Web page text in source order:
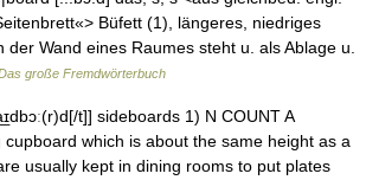
Büfett (1), längeres, niedriges
der Wand eines Raumes steht u. als Ablage u.
große Fremdwörterbuch
t]] sideboards 1) N COUNT A
which is about the same height as a
usually kept in dining rooms to put plates